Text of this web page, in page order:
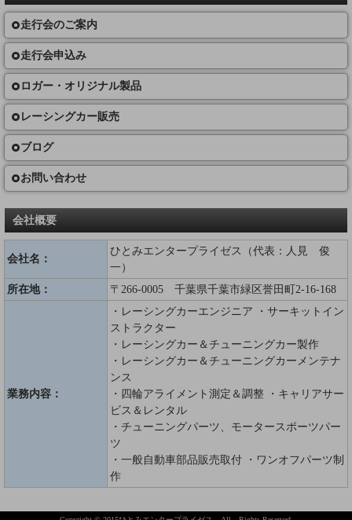
走行会のご案内
走行会申込み
ロガー・オリジナル製品
レーシングカー販売
ブログ
お問い合わせ
会社概要
会社名：
ひとみエンタープライゼス（代表：人見 俊
一）
所在地：
〒266-0005 千葉県千葉市緑区誉田町2-16-168
業務内容：
・レーシングカーエンジニア ・サーキットイン
ストラクター
・レーシングカー＆チューニングカー製作
・レーシングカー＆チューニングカーメンテナ
ンス
・四輪アライメント測定＆調整 ・キャリアサー
ビス＆レンタル
・チューニングパーツ、モータースポーツパー
ツ
・一般自動車部品販売取付 ・ワンオフパーツ制
作